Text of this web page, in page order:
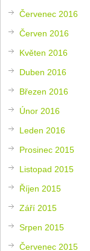
Červenec 2016
Červen 2016
Květen 2016
Duben 2016
Březen 2016
Únor 2016
Leden 2016
Prosinec 2015
Listopad 2015
Říjen 2015
Září 2015
Srpen 2015
Červenec 2015